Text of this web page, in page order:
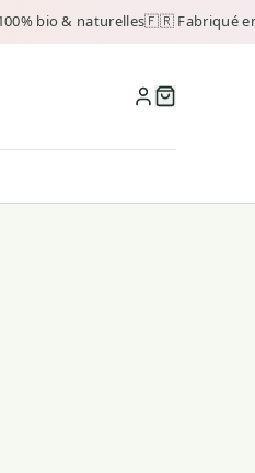
bio & naturelles🇫🇷 Fabriqué en